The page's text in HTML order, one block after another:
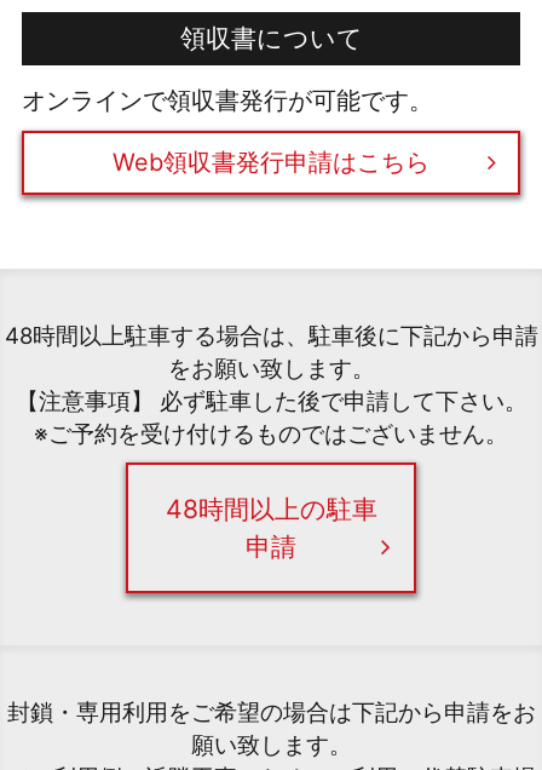
領収書について
オンラインで領収書発行が可能です。
Web領収書発行申請はこちら
48時間以上駐車する場合は、駐車後に下記から申請
をお願い致します。
【注意事項】 必ず駐車した後で申請して下さい。
※ご予約を受け付けるものではございません。
48時間以上の駐車
申請
封鎖・専用利用をご希望の場合は下記から申請をお
願い致します。